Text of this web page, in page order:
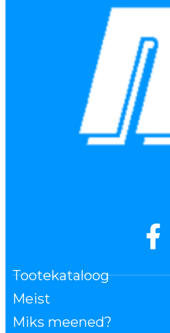
Tootekataloog
Meist
Miks meened?